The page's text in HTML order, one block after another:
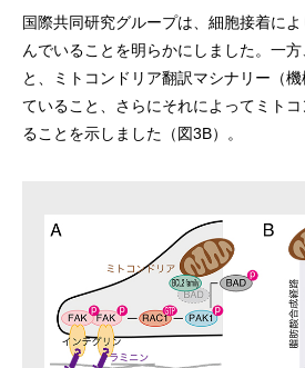
国際共同研究グループは、細胞接着に
んでいることを明らかにしました。一
と、ミトコンドリア翻訳マシナリー（
ていること、さらにそれによってミト
ることを示しました（図3B）。